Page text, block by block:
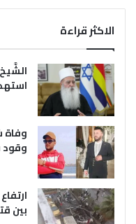
الاكثر قراءة
وفاة
وقود
بين